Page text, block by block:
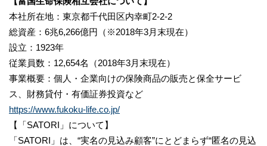
本社所在地：東京都千代田区内幸町2-2-2
総資産：6兆6,266億円（※2018年3月末現在）
設立：1923年
従業員数：12,654名（2018年3月末現在）
事業概要：個人・企業向けの保険商品の販売と保全サービ
ス、財務貸付・有価証券投資など
https://www.fukoku-life.co.jp/
【「SATORI」について】
「SATORI」は、“実名の見込み顧客”にとどまらず“匿名の見込